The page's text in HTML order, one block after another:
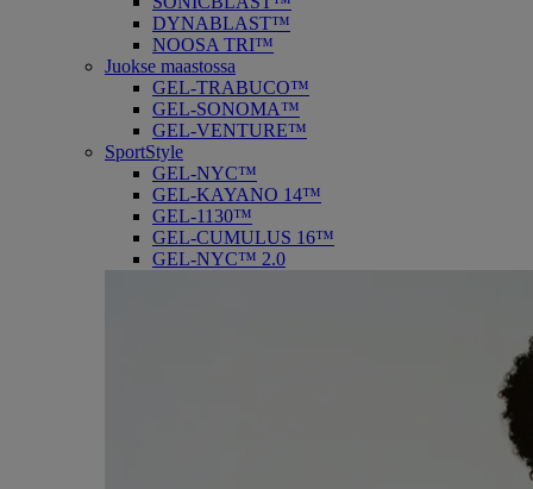
DYNABLAST™
NOOSA TRI™
Juokse maastossa
GEL-TRABUCO™
GEL-SONOMA™
GEL-VENTURE™
SportStyle
GEL-NYC™
GEL-KAYANO 14™
GEL-1130™
GEL-CUMULUS 16™
GEL-NYC™ 2.0